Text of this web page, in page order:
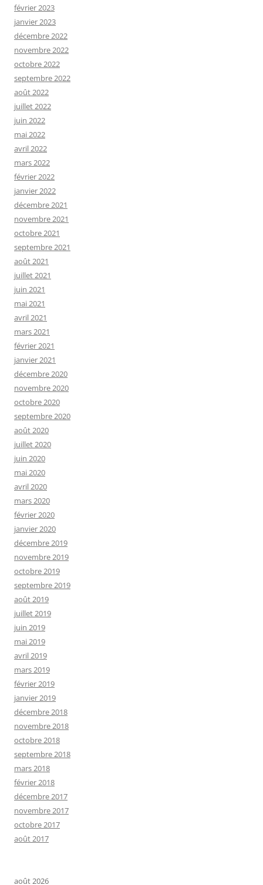
février 2023
janvier 2023
décembre 2022
novembre 2022
octobre 2022
septembre 2022
août 2022
juillet 2022
juin 2022
mai 2022
avril 2022
mars 2022
février 2022
janvier 2022
décembre 2021
novembre 2021
octobre 2021
septembre 2021
août 2021
juillet 2021
juin 2021
mai 2021
avril 2021
mars 2021
février 2021
janvier 2021
décembre 2020
novembre 2020
octobre 2020
septembre 2020
août 2020
juillet 2020
juin 2020
mai 2020
avril 2020
mars 2020
février 2020
janvier 2020
décembre 2019
novembre 2019
octobre 2019
septembre 2019
août 2019
juillet 2019
juin 2019
mai 2019
avril 2019
mars 2019
février 2019
janvier 2019
décembre 2018
novembre 2018
octobre 2018
septembre 2018
mars 2018
février 2018
décembre 2017
novembre 2017
octobre 2017
août 2017
août 2026